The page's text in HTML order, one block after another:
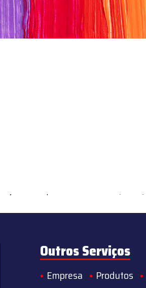
that implements Countable in /
Outros Serviços
Empresa Produtos